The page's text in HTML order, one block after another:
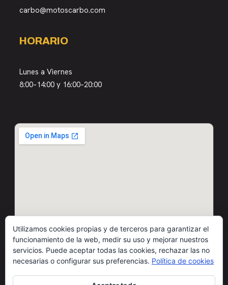
carbo@motoscarbo.com
HORARIO
Lunes a Viernes
8:00–14:00 y 16:00–20:00
Utilizamos cookies propias y de terceros para garantizar el
funcionamiento de la web, medir su uso y mejorar nuestros
servicios. Puede aceptar todas las cookies, rechazar las no
necesarias o configurar sus preferencias. Política de cookies